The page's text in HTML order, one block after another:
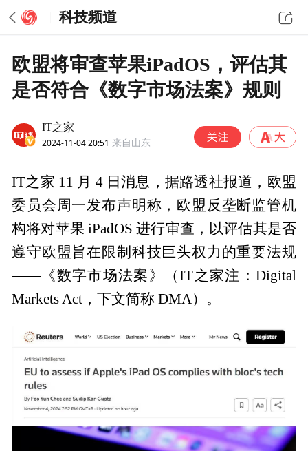
科技频道
欧盟将审查苹果iPadOS，评估其
是否符合《数字市场法案》规则
IT之家
2024-11-04 20:51 来自山东
IT之家 11 月 4 日消息，据路透社报道，欧盟
委员会周一发布声明称，欧盟反垄断监管机
构将对苹果 iPadOS 进行审查，以评估其是否
遵守欧盟旨在限制科技巨头权力的重要法规
——《数字市场法案》（IT之家注：Digital
Markets Act，下文简称 DMA）。